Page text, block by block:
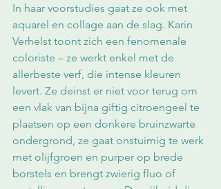
In haar voorstudies gaat ze ook met
aquarel en collage aan de slag. Karin
Verhelst toont zich een fenomenale
coloriste – ze werkt enkel met de
allerbeste verf, die intense kleuren
levert. Ze deinst er niet voor terug om
een vlak van bijna giftig citroengeel te
plaatsen op een donkere bruinzwarte
ondergrond, ze gaat onstuimig te werk
met olijfgroen en purper op brede
borstels en brengt zwierig fluo of